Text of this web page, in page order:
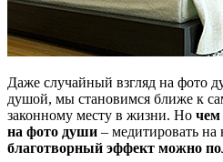
Даже случайный взгляд на фото
душой, мы становимся ближе к
законному месту в жизни. Но чем
на фото души – медитировать
благотворный эффект можно